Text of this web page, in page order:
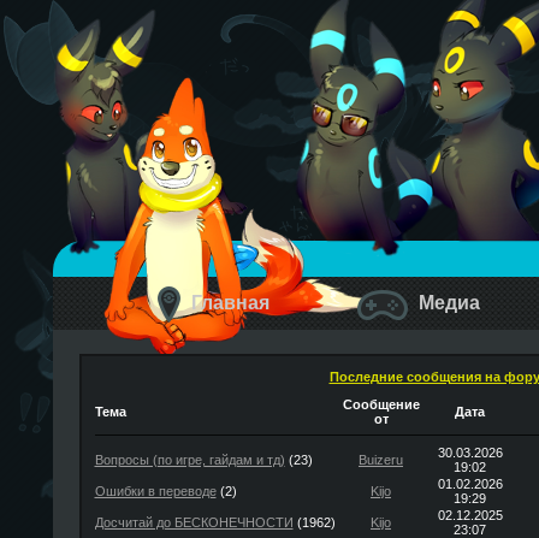
Главная Медиа
Последние сообщения на
Тема
Сообщение
от
Дата
Вопросы (по игре, гайдам и тд) (23) Buizeru
30.03.2026
19:02
Ошибки в переводе(2) Kijo
01.02.2026
19:29
Досчитай до БЕСКОНЕЧНОСТИ (1962) Kijo
02.12.2025
23:07